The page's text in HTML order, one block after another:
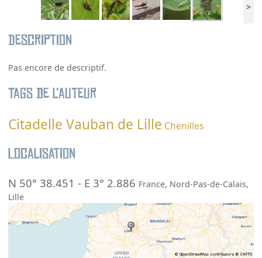
>
Description
Pas encore de descriptif.
Tags de l’auteur
Citadelle Vauban de Lille Chenilles
Localisation
N 50° 38.451 - E 3° 2.886 France, Nord-Pas-de-Calais,
Lille